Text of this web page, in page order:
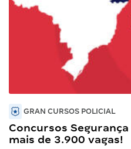
GRAN CURSOS POLICIAL
Concursos
mais de 3.900 vagas!